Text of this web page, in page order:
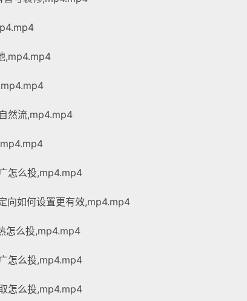
,mp4.mp4
然流,mp4.mp4
怎么投,mp4.mp4
向如何设置更有效,mp4.mp4
怎么投,mp4.mp4
怎么投,mp4.mp4
怎么投,mp4.mp4